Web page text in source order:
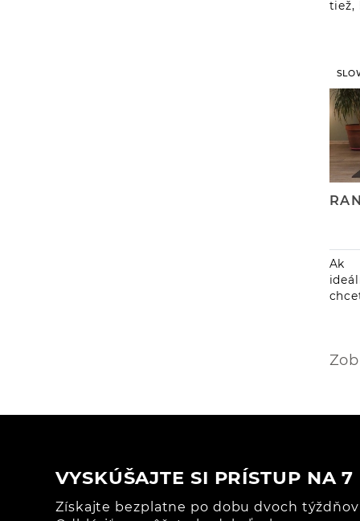
tiež,
Ak
VYSKÚŠAJTE SI PRÍSTUP NA
Získajte bezplatne po dobu dvoch